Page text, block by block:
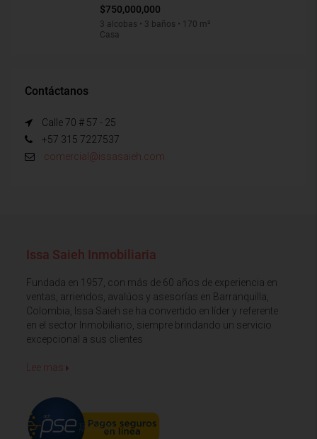
$750,000,000
3 alcobas • 3 baños • 170 m²
Casa
Contáctanos
Calle 70 # 57 - 25
+57 315 7227537
comercial@issasaieh.com
Issa Saieh Inmobiliaria
Fundada en 1957, con más de 60 años de experiencia en
ventas, arriendos, avalúos y asesorías en Barranquilla,
Colombia, Issa Saieh se ha convertido en líder y referente
en el sector Inmobiliario, siempre brindando un servicio
excepcional a sus clientes
Lee mas